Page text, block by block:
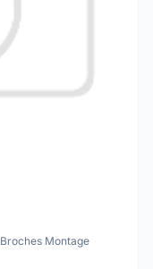
Montage